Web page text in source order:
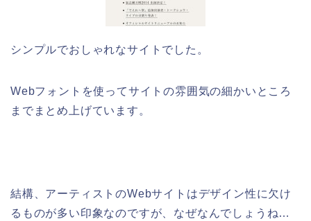
シンプルでおしゃれなサイトでした。
Webフォントを使ってサイトの雰囲気の細かいところ
までまとめ上げています。
結構、アーティストのWebサイトはデザイン性に欠け
るものが多い印象なのですが、なぜなんでしょうね…